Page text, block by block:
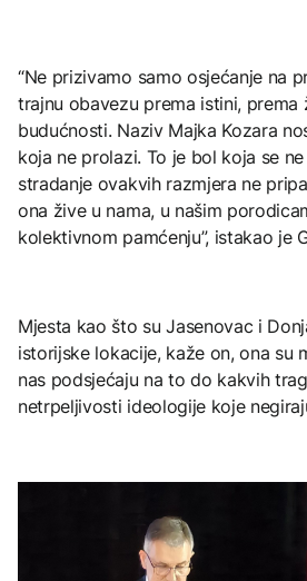
“Ne prizivamo samo osjećanje na
trajnu obavezu prema istini, prema
budućnosti. Naziv Majka Kozara
koja ne prolazi. To je bol koja se
stradanje ovakvih razmjera ne
ona žive u nama, u našim
kolektivnom pamćenju”, istakao je
Mjesta kao što su Jasenovac i
istorijske lokacije, kaže on, ona su
nas podsjećaju na to do kakvih
netrpeljivosti ideologije koje